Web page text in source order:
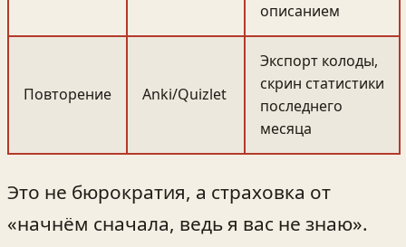
описанием
Повторение Anki/Quizlet
Экспорт колоды,
скрин статистики
последнего
месяца
Это не бюрократия, а страховка от
«начнём сначала, ведь я вас не знаю».